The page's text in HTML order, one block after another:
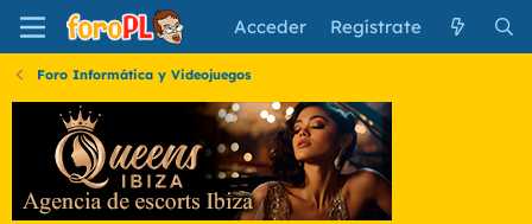
Acceder Regístrate
Foro Informática y Videojuegos